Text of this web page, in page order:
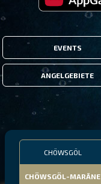
EVENTS
ANGELGEBIETE
CHÖWSGÖL
CHÖWSGÖL-MARÄNE